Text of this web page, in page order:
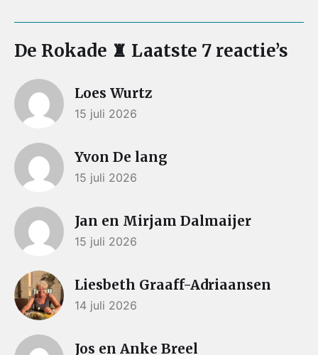
De Rokade ♜ Laatste 7 reactie’s
Loes Wurtz
15 juli 2026
Yvon De lang
15 juli 2026
Jan en Mirjam Dalmaijer
15 juli 2026
Liesbeth Graaff-Adriaansen
14 juli 2026
Jos en Anke Breel